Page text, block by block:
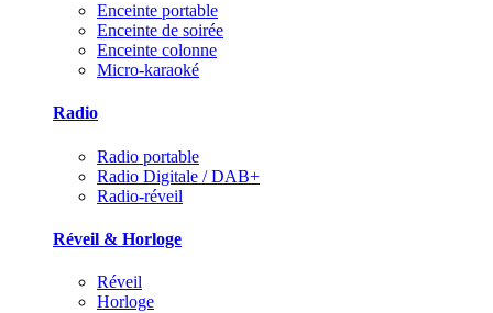
Enceinte portable
Enceinte de soirée
Enceinte colonne
Micro-karaoké
Radio
Radio portable
Radio Digitale / DAB+
Radio-réveil
Réveil & Horloge
Réveil
Horloge